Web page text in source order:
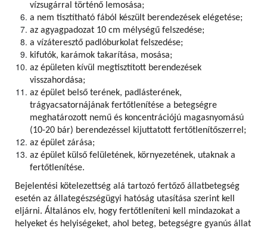
vízsugárral történő lemosása;
a nem tisztítható fából készült berendezések elégetése;
az agyagpadozat 10 cm mélységű felszedése;
a vízáteresztő padlóburkolat felszedése;
kifutók, karámok takarítása, mosása;
az épületen kívül megtisztított berendezések
visszahordása;
az épület belső terének, padlásterének,
trágyacsatornájának fertőtlenítése a betegségre
meghatározott nemű és koncentrációjú magasnyomású
(10-20 bár) berendezéssel kijuttatott fertőtlenítőszerrel;
az épület zárása;
az épület külső felületének, környezetének, utaknak a
fertőtlenítése.
Bejelentési kötelezettség alá tartozó fertőző állatbetegség
esetén az állategészségügyi hatóság utasítása szerint kell
eljárni. Általános elv, hogy fertőtleníteni kell mindazokat a
helyeket és helyiségeket, ahol beteg, betegségre gyanús állat